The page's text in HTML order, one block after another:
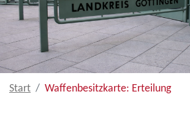
Start Waffenbesitzkarte: Erteilung